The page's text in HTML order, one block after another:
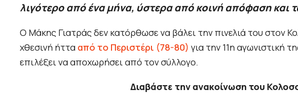
λιγότερο από ένα μήνα, ύστερα από κοινή απόφαση και
Ο Μάκης Γιατράς δεν κατόρθωσε να βάλει την πινελιά του στον
χθεσινή ήττα από το Περιστέρι (78-80) για την 11η αγωνιστική
επιλέξει να αποχωρήσει από τον σύλλογο.
Διαβάστε την ανακοίνωση του